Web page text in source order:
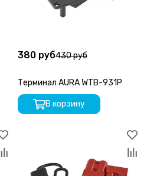
380 руб430 руб
Терминал AURA WTB-931P
В корзину